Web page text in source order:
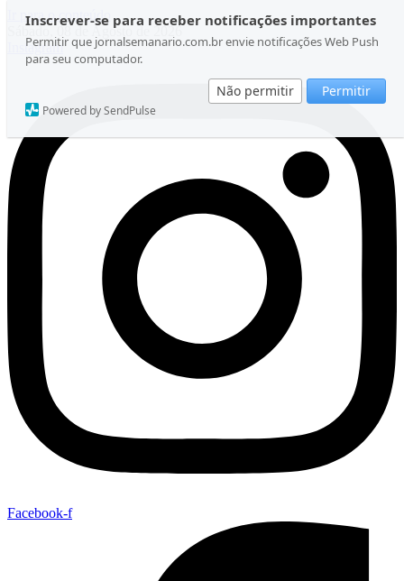
Inscrever-se para receber notificações importantes
Permitir que jornalsemanario.com.br envie notificações Web Push
para seu computador.
Não permitir Permitir
Powered by SendPulse
Ir para o conteúdo
Sábado, 08 de Agosto de 2026
Instagram
Facebook-f